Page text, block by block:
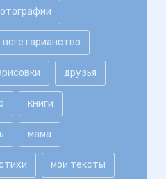
вегетарианство
друзья
книги
мама
мои тексты